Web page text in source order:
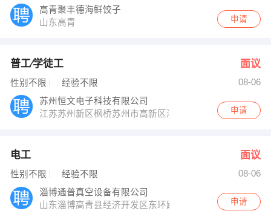
高青聚丰德海鲜饺子
山东高青
申请
普工∕学徒工 面议
性别不限 经验不限
08-06
苏州恒文电子科技有限公司
江苏苏州新区枫桥苏州市高新区滨河路
申请
电工 面议
性别不限 经验不限
08-06
淄博通普真空设备有限公司
山东淄博高青县经济开发区东环路中段
申请